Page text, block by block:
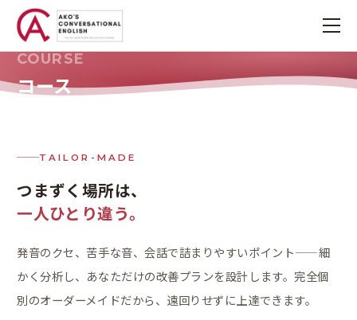
COURSE
コース
TAILOR-MADE
つまずく場所は、
一人ひとり違う。
発音のクセ、苦手な音、会話で詰まりやすいポイント——細
かく分析し、あなただけの改善プランを設計します。完全個
別のオーダーメイドだから、遠回りせずに上達できます。